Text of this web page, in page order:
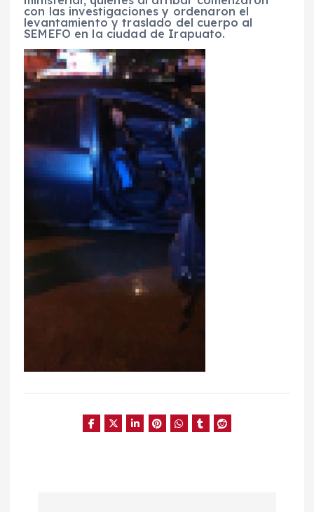
con las investigaciones y ordenaron el
levantamiento y traslado del cuerpo al
SEMEFO en la ciudad de Irapuato.